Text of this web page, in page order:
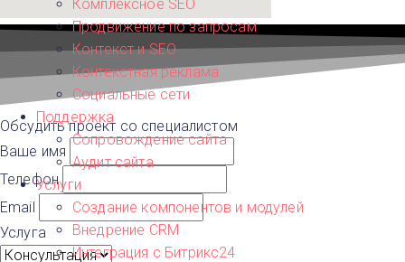
Комплексное SEO
Продвижение по запросам
Контекст и SEO
Контекстная реклама
Социальные сети
Поддержка
Сопровождение сайта
Аудит сайта
Услуги
Создание компонентов и модулей
Внедрение CRM
Интеграция с Битрикс24
Обсудить проект со специалистом
Ваше имя
Телефон
Email
Услуга
А